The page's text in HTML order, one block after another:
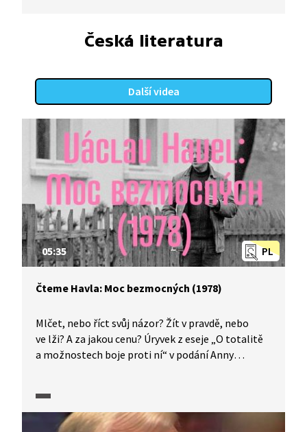
Česká literatura
Další videa
PL
05:35
Čteme Havla: Moc bezmocných (1978)
Mlčet, nebo říct svůj názor? Žít v pravdě, nebo
ve lži? A za jakou cenu? Úryvek z eseje „O totalitě
a možnostech boje proti ní“ v podání Anny
Knihovny Václava Havla.